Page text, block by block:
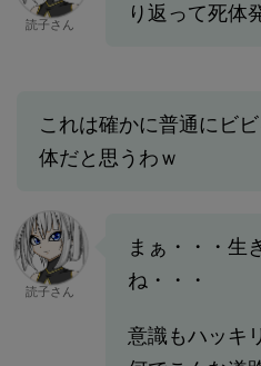
読子さん
り返って死体
これは確かに普通にビ
体だと思うわｗ
読子さん
まぁ・・・生
ね・・・
意識もハッキ